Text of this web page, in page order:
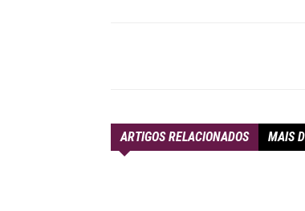
ARTIGOS RELACIONADOS MAIS